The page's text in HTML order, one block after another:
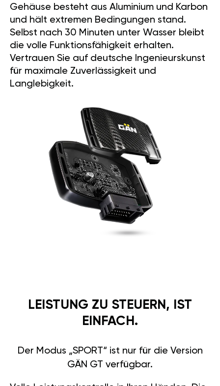
Gehäuse besteht aus Aluminium und Karbon
und hält extremen Bedingungen stand.
Selbst nach 30 Minuten unter Wasser bleibt
die volle Funktionsfähigkeit erhalten.
Vertrauen Sie auf deutsche Ingenieurskunst
für maximale Zuverlässigkeit und
Langlebigkeit.
LEISTUNG ZU STEUERN, IST
EINFACH.
Der Modus „SPORT“ ist nur für die Version
GÄN GT verfügbar.